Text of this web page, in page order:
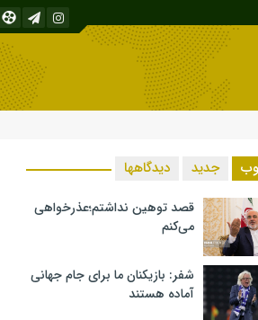
جدید دیدگاهها
قصد توهین نداشتم؛عذرخواهی
می‌کنم
شفر: بازیکنان ما برای جام جهانی
آماده هستند